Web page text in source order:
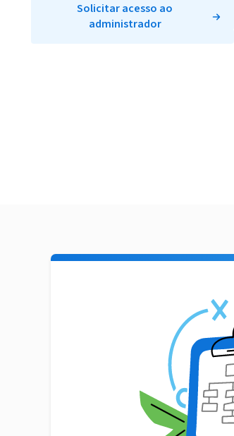
Solicitar acesso ao
administrador